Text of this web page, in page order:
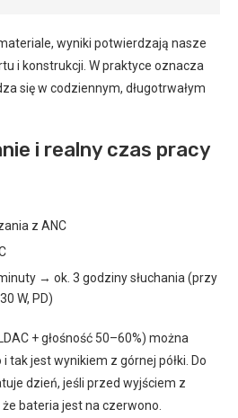
wyniki potwierdzają nasze
i konstrukcji. W praktyce oznacza
się w codziennym, długotrwałym
i realny czas pracy
z ANC
→ ok. 3 godziny słuchania (przy
W, PD)
+ głośność 50–60%) można
tak jest wynikiem z górnej półki. Do
dzień, jeśli przed wyjściem z
bateria jest na czerwono.